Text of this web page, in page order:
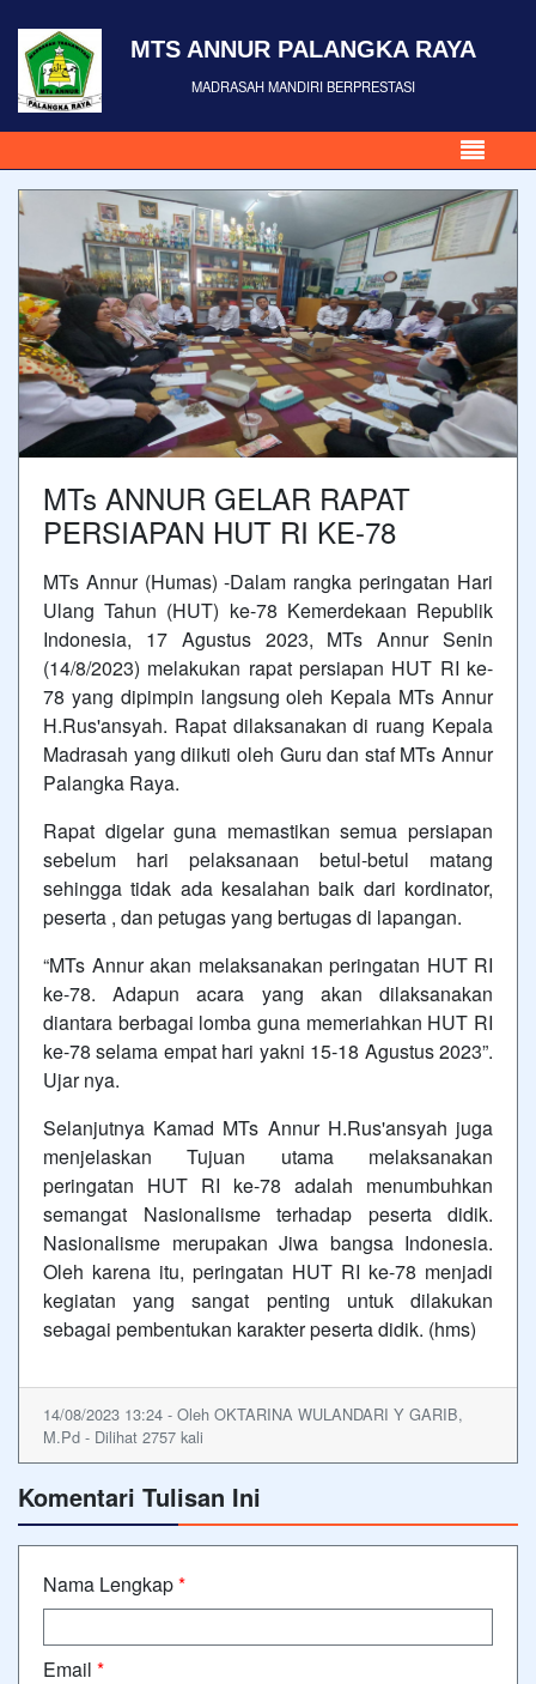
MTS ANNUR PALANGKA RAYA
MADRASAH MANDIRI BERPRESTASI
MTs ANNUR GELAR RAPAT
PERSIAPAN HUT RI KE-78
MTs Annur (Humas) -Dalam rangka peringatan Hari
Ulang Tahun (HUT) ke-78 Kemerdekaan Republik
Indonesia, 17 Agustus 2023, MTs Annur Senin
(14/8/2023) melakukan rapat persiapan HUT RI ke-
78 yang dipimpin langsung oleh Kepala MTs Annur
H.Rus'ansyah. Rapat dilaksanakan di ruang Kepala
Madrasah yang diikuti oleh Guru dan staf MTs Annur
Palangka Raya.
Rapat digelar guna memastikan semua persiapan
sebelum hari pelaksanaan betul-betul matang
sehingga tidak ada kesalahan baik dari kordinator,
peserta , dan petugas yang bertugas di lapangan.
“MTs Annur akan melaksanakan peringatan HUT RI
ke-78. Adapun acara yang akan dilaksanakan
diantara berbagai lomba guna memeriahkan HUT RI
ke-78 selama empat hari yakni 15-18 Agustus 2023”.
Ujar nya.
Selanjutnya Kamad MTs Annur H.Rus'ansyah juga
menjelaskan Tujuan utama melaksanakan
peringatan HUT RI ke-78 adalah menumbuhkan
semangat Nasionalisme terhadap peserta didik.
Nasionalisme merupakan Jiwa bangsa Indonesia.
Oleh karena itu, peringatan HUT RI ke-78 menjadi
kegiatan yang sangat penting untuk dilakukan
sebagai pembentukan karakter peserta didik. (hms)
14/08/2023 13:24 - Oleh OKTARINA WULANDARI Y GARIB,
M.Pd - Dilihat 2757 kali
Komentari Tulisan Ini
Nama Lengkap*
Email *